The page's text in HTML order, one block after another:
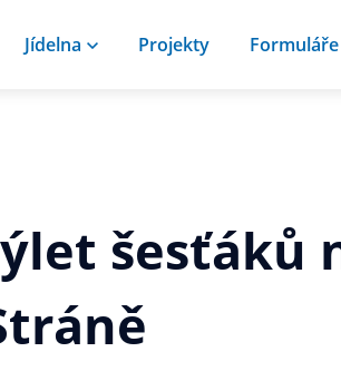
Jídelna Projekty Formuláře
šesťáků